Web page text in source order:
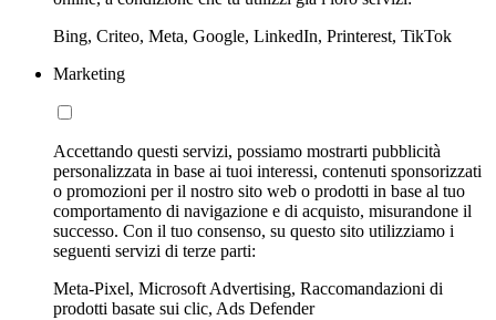
Bing, Criteo, Meta, Google, LinkedIn, Printerest, TikTok
Marketing
Accettando questi servizi, possiamo mostrarti pubblicità
personalizzata in base ai tuoi interessi, contenuti sponsorizzati
o promozioni per il nostro sito web o prodotti in base al tuo
comportamento di navigazione e di acquisto, misurandone il
successo. Con il tuo consenso, su questo sito utilizziamo i
seguenti servizi di terze parti:
Meta-Pixel, Microsoft Advertising, Raccomandazioni di
prodotti basate sui clic, Ads Defender